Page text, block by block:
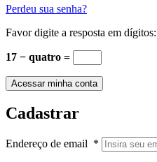
Perdeu sua senha?
Favor digite a resposta em dígitos:
17 − quatro =
Acessar minha conta
Cadastrar
Endereço de email *